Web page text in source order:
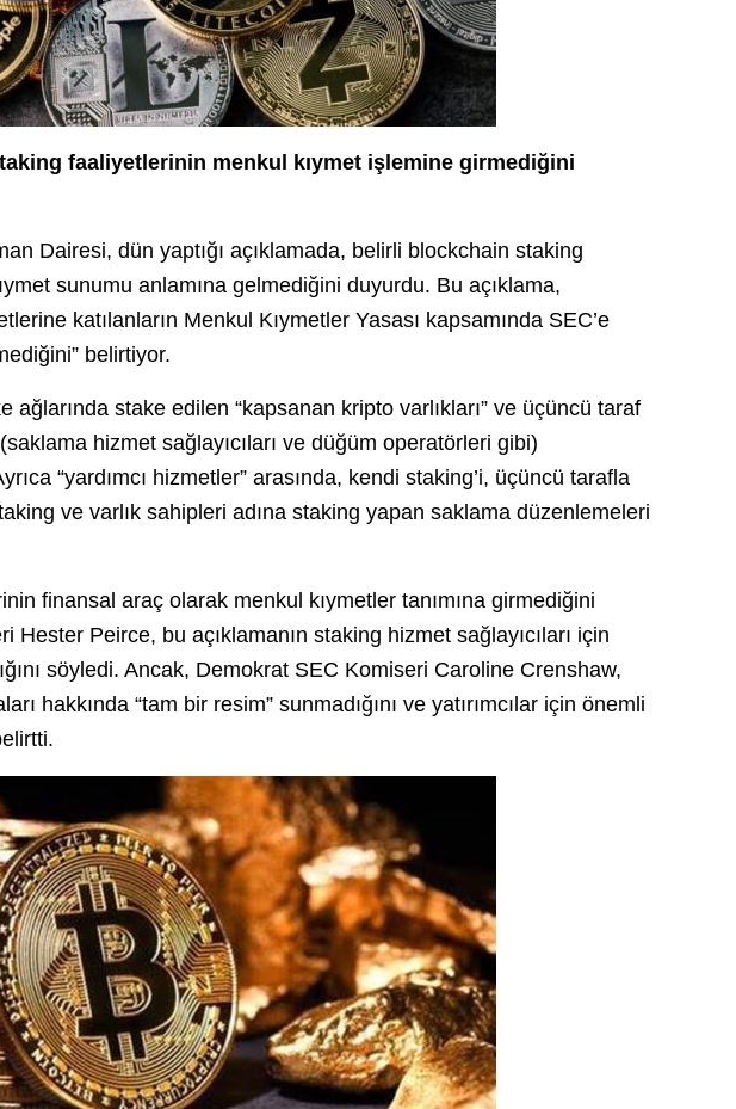
faaliyetlerinin menkul kıymet işlemine girmediğini
Dairesi, dün yaptığı açıklamada, belirli blockchain staking
sunumu anlamına gelmediğini duyurdu. Bu açıklama,
katılanların Menkul Kıymetler Yasası kapsamında SEC’e
belirtiyor.
ağlarında stake edilen “kapsanan kripto varlıkları” ve üçüncü taraf
(saklama hizmet sağlayıcıları ve düğüm operatörleri gibi)
“yardımcı hizmetler” arasında, kendi staking’i, üçüncü tarafla
ve varlık sahipleri adına staking yapan saklama düzenlemeleri
finansal araç olarak menkul kıymetler tanımına girmediğini
Hester Peirce, bu açıklamanın staking hizmet sağlayıcıları için
söyledi. Ancak, Demokrat SEC Komiseri Caroline Crenshaw,
hakkında “tam bir resim” sunmadığını ve yatırımcılar için önemli